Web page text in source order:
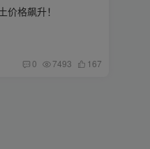
价格飙升！
0 7493 167